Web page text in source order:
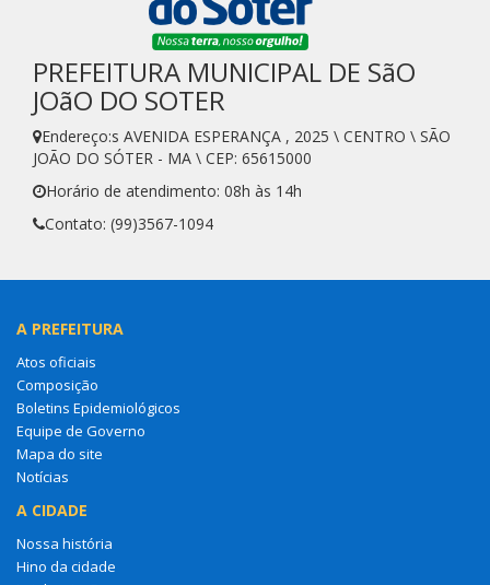
PREFEITURA MUNICIPAL DE SãO
JOãO DO SOTER
Endereço:s AVENIDA ESPERANÇA , 2025 \ CENTRO \ SÃO
JOÃO DO SÓTER - MA \ CEP: 65615000
Horário de atendimento: 08h às 14h
Contato: (99)3567-1094
A PREFEITURA
Atos oficiais
Composição
Boletins Epidemiológicos
Equipe de Governo
Mapa do site
Notícias
A CIDADE
Nossa história
Hino da cidade